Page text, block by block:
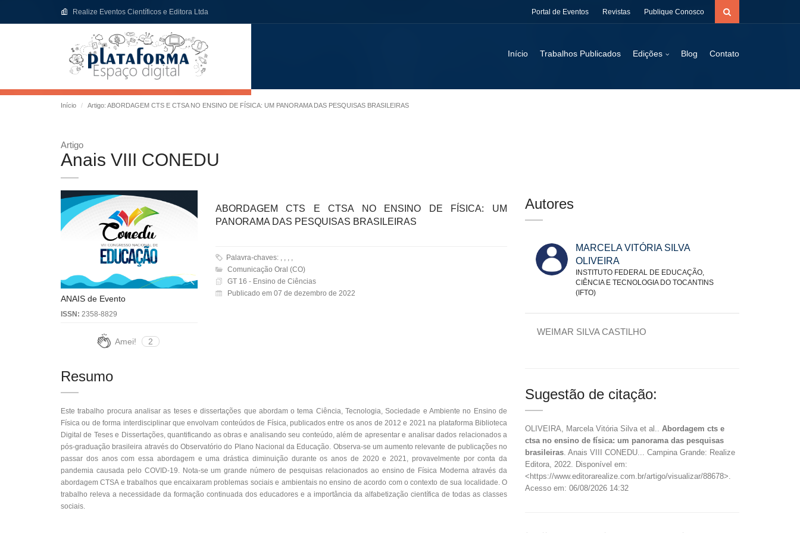
Realize Eventos Científicos e Editora Ltda Portal de Eventos Revistas Publique Conosco
Início Trabalhos Publicados Edições Blog Contato
Início Artigo: ABORDAGEM CTS E CTSA NO ENSINO DE FÍSICA: UM PANORAMA DAS PESQUISAS BRASILEIRAS
Artigo
Anais VIII CONEDU
ANAIS de Evento
ISSN: 2358-8829
Amei! 2
ABORDAGEM CTS E CTSA NO ENSINO DE FÍSICA: UM
PANORAMA DAS PESQUISAS BRASILEIRAS
Palavra-chaves: , , , ,
Comunicação Oral (CO)
GT 16 - Ensino de Ciências
Publicado em 07 de dezembro de 2022
Resumo
Este trabalho procura analisar as teses e dissertações que abordam o tema Ciência, Tecnologia, Sociedade e Ambiente no Ensino de
Física ou de forma interdisciplinar que envolvam conteúdos de Física, publicados entre os anos de 2012 e 2021 na plataforma Biblioteca
Digital de Teses e Dissertações, quantificando as obras e analisando seu conteúdo, além de apresentar e analisar dados relacionados a
pós-graduação brasileira através do Observatório do Plano Nacional da Educação. Observa-se um aumento relevante de publicações no
passar dos anos com essa abordagem e uma drástica diminuição durante os anos de 2020 e 2021, provavelmente por conta da
pandemia causada pelo COVID-19. Nota-se um grande número de pesquisas relacionados ao ensino de Física Moderna através da
abordagem CTSA e trabalhos que encaixaram problemas sociais e ambientais no ensino de acordo com o contexto de sua localidade. O
trabalho releva a necessidade da formação continuada dos educadores e a importância da alfabetização científica de todas as classes
sociais.
Autores
MARCELA VITÓRIA SILVA
OLIVEIRA
INSTITUTO FEDERAL DE EDUCAÇÃO,
CIÊNCIA E TECNOLOGIA DO TOCANTINS
(IFTO)
WEIMAR SILVA CASTILHO
Sugestão de citação:
OLIVEIRA, Marcela Vitória Silva et al.. Abordagem cts e
ctsa no ensino de física: um panorama das pesquisas
brasileiras. Anais VIII CONEDU... Campina Grande: Realize
Editora, 2022. Disponível em:
<https://www.editorarealize.com.br/artigo/visualizar/88678>.
Acesso em: 06/08/2026 14:32